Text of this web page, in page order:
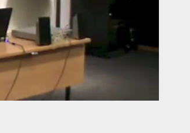
Esituskiirused